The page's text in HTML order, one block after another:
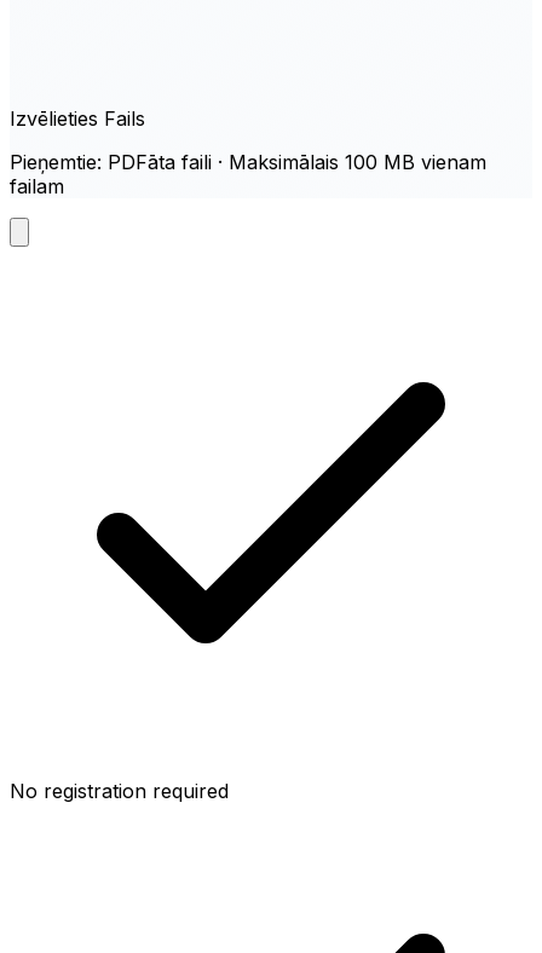
Izvēlieties Fails
Pieņemtie: PDFāta faili · Maksimālais 100 MB vienam
failam
No registration required